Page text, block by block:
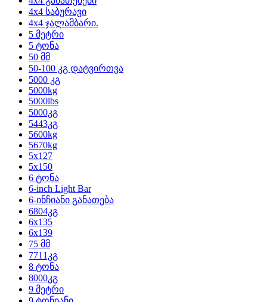
4x4 საბურავი
4x4 ჯალამბარი.
5 მეტრი
5 ტონა
50 მმ
50-100 კგ დატვირთვა
5000 კგ
5000kg
5000lbs
5000კგ
5443კგ
5600kg
5670kg
5x127
5x150
6 ტონა
6-inch Light Bar
6-ინჩიანი განათება
6804კგ
6x135
6x139
75 მმ
7711კგ
8 ტონა
8000კგ
9 მეტრი